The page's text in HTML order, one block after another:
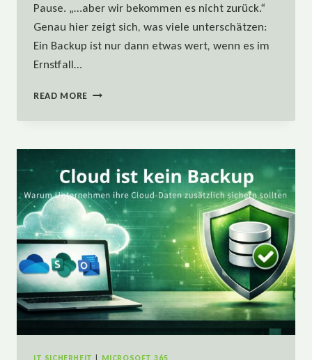
Pause. „…aber wir bekommen es nicht zurück.“
Genau hier zeigt sich, was viele unterschätzen:
Ein Backup ist nur dann etwas wert, wenn es im
Ernstfall…
READ MORE SIE
–
FUNKTIONIERT
ES
WIRKLICH?
IT SICHERHEIT MICROSOFT 365